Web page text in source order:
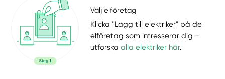
Välj elföretag
Klicka "Lägg till elektriker" på de
elföretag som intresserar dig –
utforskaalla elektriker här.